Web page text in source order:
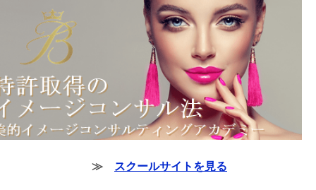
≫ スクールサイトを見る